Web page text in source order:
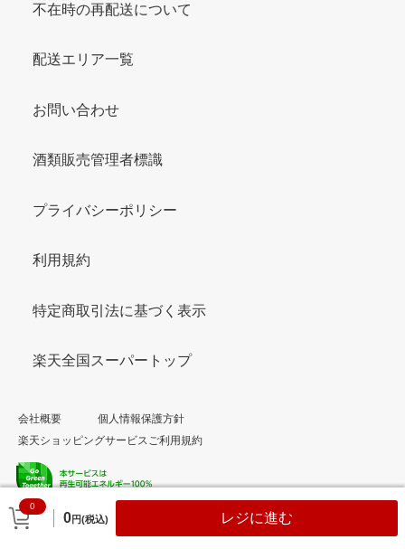
0
0円(税込) レジに進む
不在時の再配送について
配送エリア一覧
お問い合わせ
酒類販売管理者標識
プライバシーポリシー
利用規約
特定商取引法に基づく表示
楽天全国スーパートップ
会社概要
個人情報保護方針
楽天ショッピングサービスご利用規約
© Rakuten Group, Inc.